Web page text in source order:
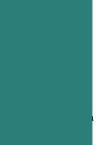
Nome della Laurea